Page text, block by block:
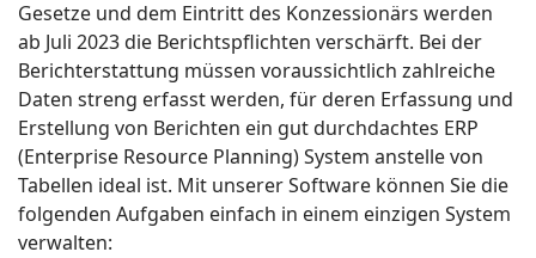
Gesetze und dem Eintritt des Konzessionärs werden
ab Juli 2023 die Berichtspflichten verschärft. Bei der
Berichterstattung müssen voraussichtlich zahlreiche
Daten streng erfasst werden, für deren Erfassung und
Erstellung von Berichten ein gut durchdachtes ERP
(Enterprise Resource Planning) System anstelle von
Tabellen ideal ist. Mit unserer Software können Sie die
folgenden Aufgaben einfach in einem einzigen System
verwalten: